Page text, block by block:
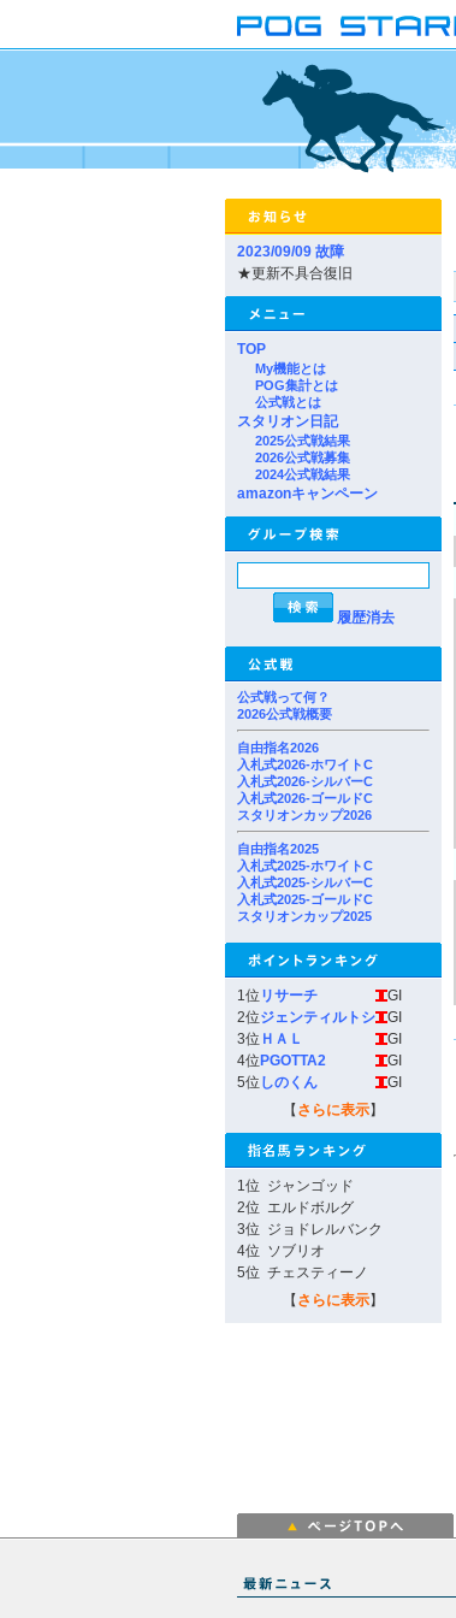
2023/09/09 故障
★更新不具合復旧
TOP
My機能とは
POG集計とは
公式戦とは
スタリオン日記
2025公式戦結果
2026公式戦募集
2024公式戦結果
amazonキャンペーン
履歴消去
公式戦って何？
2026公式戦概要
自由指名2026
入札式2026-ホワイトC
入札式2026-シルバーC
入札式2026-ゴールドC
スタリオンカップ2026
自由指名2025
入札式2025-ホワイトC
入札式2025-シルバーC
入札式2025-ゴールドC
スタリオンカップ2025
1位 リサーチ
GI
2位ジェンティルトシ
GI
3位 ＨＡＬ
GI
4位 PGOTTA2
GI
5位 しのくん
GI
【 さらに表示】
1位 ジャンゴッド
2位 エルドボルグ
3位 ジョドレルバンク
4位 ソブリオ
5位 チェスティーノ
【 さらに表示】